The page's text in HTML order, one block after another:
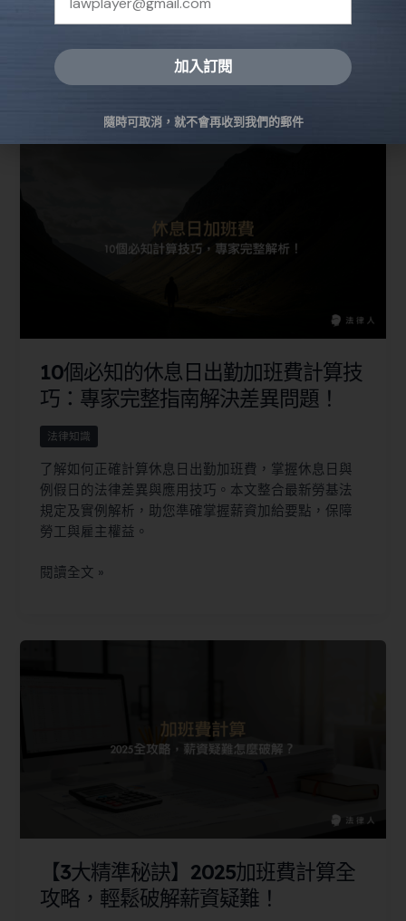
定契約的評量期間。白話來說，表示勞雇雙方在這段
閱讀全文 »
10個必知的休息日出勤加班費計算技
巧：專家完整指南解決差異問題！
法律知識
了解如何正確計算休息日出勤加班費，掌握休息日與
例假日的法律差異與應用技巧。本文整合最新勞基法
規定及實例解析，助您準確掌握薪資加給要點，保障
勞工與雇主權益。
閱讀全文 »
【3大精準秘訣】2025加班費計算全
攻略，輕鬆破解薪資疑難！
加入訂閱
隨時可取消，就不會再收到我們的郵件